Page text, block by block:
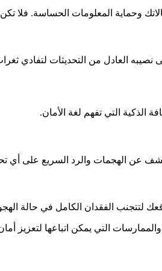
العادل من التحديثات لتفادي
الذكية التي تفهم لغة الأمان.
عن الهجمات والرد السريع على أي
لتتجنب الفقدان الكامل في حالة
التي يمكن اتباعها لتعزيز